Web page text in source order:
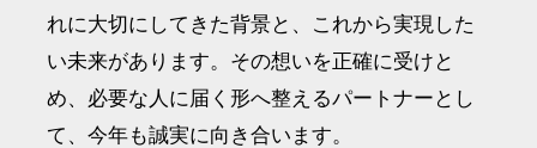
れに大切にしてきた背景と、これから実現した
い未来があります。その想いを正確に受けと
め、必要な人に届く形へ整えるパートナーとし
て、今年も誠実に向き合います。